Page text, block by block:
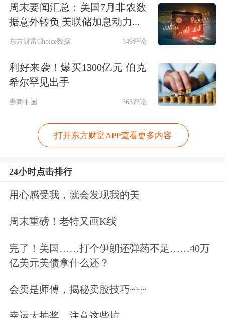
王石在文中表示：“2017年，我从万科
科就是王石。我认可，万科是我创建
周末要闻汇总：美国7月非农数
据意外转负 美联储加息动力...
东方财富Choice数据 149评论
利好来袭！爆买1300亿元 伯克
希尔罕见出手
券商中国 363评论
打开东方财富APP查看更多内容
24小时点击排行
用心感受我，就会发现我的美
周末重磅！老特又画K线
完了！美国……打个伊朗还弹药不足……40万
亿美元美债拿什么还？
会卖是师傅，揭秘卖股技巧~~~